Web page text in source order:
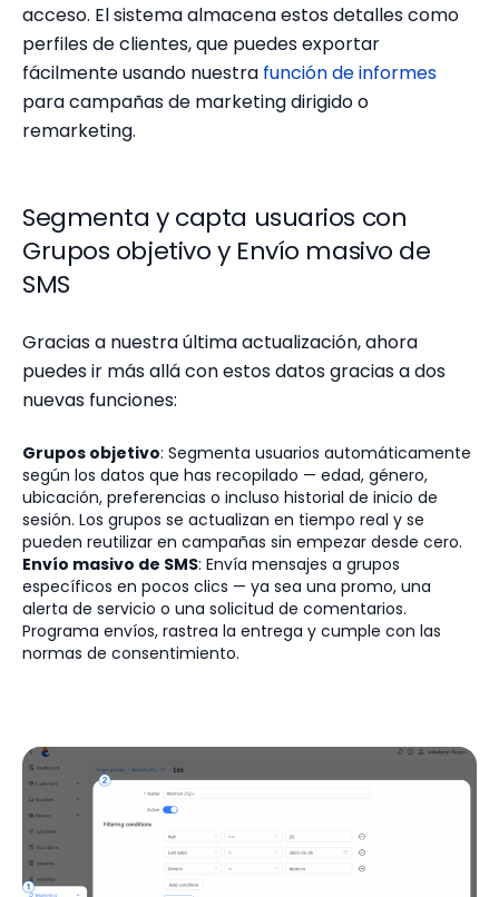
acceso. El sistema almacena estos detalles como
perfiles de clientes, que puedes exportar
fácilmente usando nuestra función de informes
para campañas de marketing dirigido o
remarketing.
Segmenta y capta usuarios con
Grupos objetivo y Envío masivo de
SMS
Gracias a nuestra última actualización, ahora
puedes ir más allá con estos datos gracias a dos
nuevas funciones:
Grupos objetivo: Segmenta usuarios automáticamente
según los datos que has recopilado — edad, género,
ubicación, preferencias o incluso historial de inicio de
sesión. Los grupos se actualizan en tiempo real y se
pueden reutilizar en campañas sin empezar desde cero.
Envío masivo de SMS: Envía mensajes a grupos
específicos en pocos clics — ya sea una promo, una
alerta de servicio o una solicitud de comentarios.
Programa envíos, rastrea la entrega y cumple con las
normas de consentimiento.